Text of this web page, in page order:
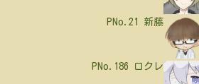
PNo.21 新藤
PNo.186 ロクレ